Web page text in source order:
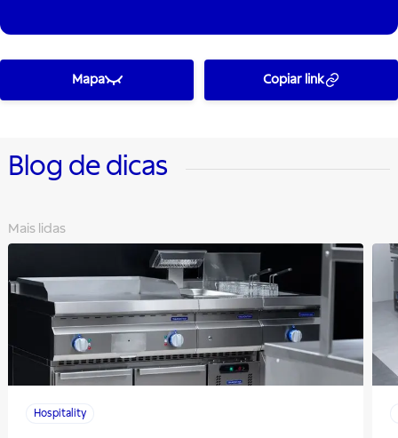
Mapa Copiar link
Blog de dicas
Mais lidas
Hospitality